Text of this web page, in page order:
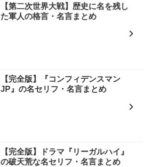
【第二次世界大戦】歴史に名を残し
た軍人の格言・名言まとめ
【完全版】『コンフィデンスマン
JP』の名セリフ・名言まとめ
【完全版】ドラマ『リーガルハイ』
の破天荒な名セリフ・名言まとめ